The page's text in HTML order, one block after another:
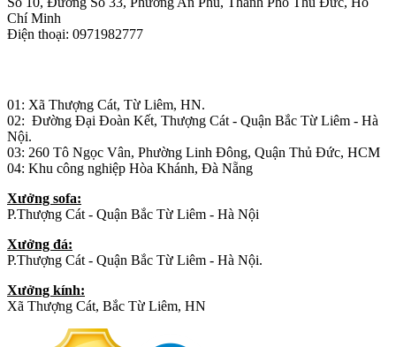
Chí Minh
Điện thoại: 0971982777
01: Xã Thượng Cát, Từ Liêm, HN.
02: Đường Đại Đoàn Kết, Thượng Cát - Quận Bắc Từ Liêm - Hà
Nội.
03: 260 Tô Ngọc Vân, Phường Linh Đông, Quận Thủ Đức, HCM
04: Khu công nghiệp Hòa Khánh, Đà Nẵng
Xưởng sofa:
P.Thượng Cát - Quận Bắc Từ Liêm - Hà Nội
Xưởng đá:
P.Thượng Cát - Quận Bắc Từ Liêm - Hà Nội.
Xưởng kính:
Xã Thượng Cát, Bắc Từ Liêm, HN